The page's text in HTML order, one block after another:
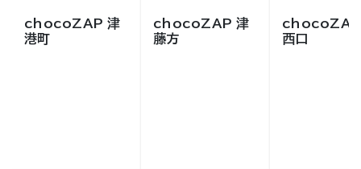
chocoZAP 津
港町
chocoZAP 津
藤方
chocoZAP
西口